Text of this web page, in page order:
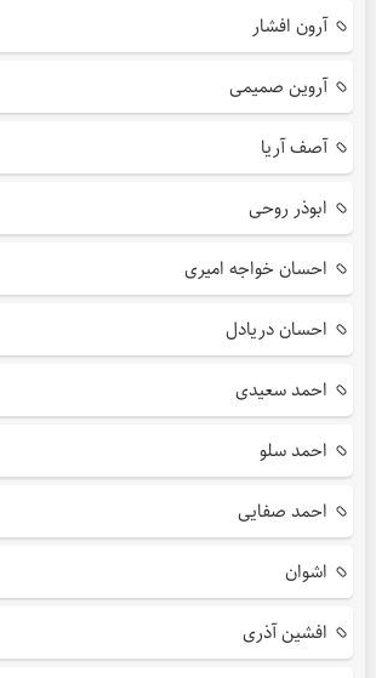
آرون افشار
آروین صمیمی
آصف آریا
ابوذر روحی
احسان خواجه امیری
احسان دریادل
احمد سعیدی
احمد سلو
احمد صفایی
اشوان
افشین آذری